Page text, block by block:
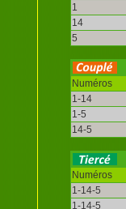
1
14
5
Numéros
1-14
1-5
14-5
Numéros
1-14-5
1-14-5